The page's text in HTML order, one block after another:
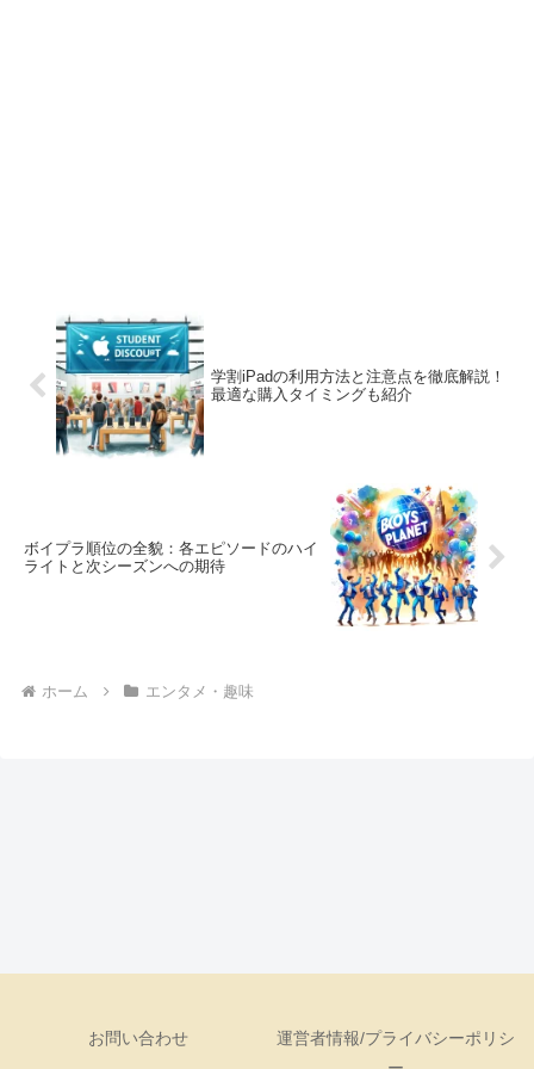
学割iPadの利用方法と注意点を徹底解説！
最適な購入タイミングも紹介
ボイプラ順位の全貌：各エピソードのハイ
ライトと次シーズンへの期待
ホーム エンタメ・趣味
お問い合わせ
運営者情報/プライバシーポリシ